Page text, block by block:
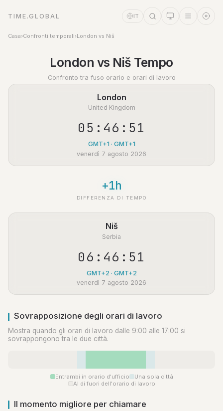
TIME.GLOBAL IT
Casa›Confronti temporali›London vs Niš
London vs Niš Tempo
Confronto tra fuso orario e orari di lavoro
London
United Kingdom
05:46:52
GMT+1 · GMT+1
venerdì 7 agosto 2026
+1h
DIFFERENZA DI TEMPO
Niš
Serbia
06:46:52
GMT+2 · GMT+2
venerdì 7 agosto 2026
Sovrapposizione degli orari di lavoro
Mostra quando gli orari di lavoro dalle 9:00 alle 17:00 si
sovrappongono tra le due città.
Entrambi in orario d'ufficio
Una sola città
Al di fuori dell'orario di lavoro
Il momento migliore per chiamare
Assistente a tempo